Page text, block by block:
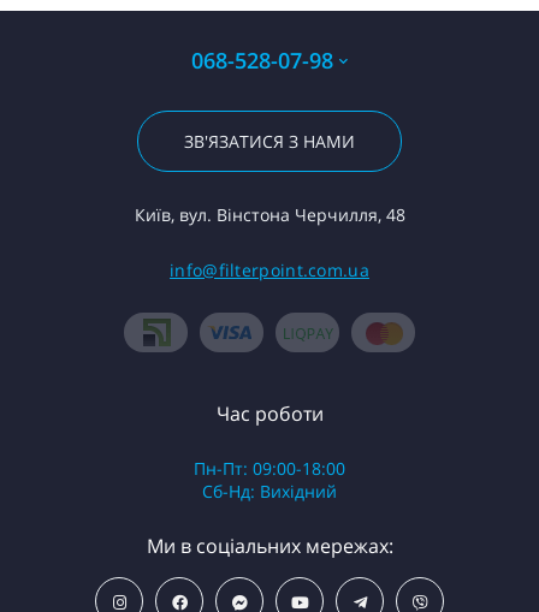
068-528-07-98
ЗВ'ЯЗАТИСЯ З НАМИ
Київ, вул. Вінстона Черчилля, 48
info@filterpoint.com.ua
Час роботи
Пн-Пт: 09:00-18:00
Сб-Нд: Вихідний
Ми в соціальних мережах: